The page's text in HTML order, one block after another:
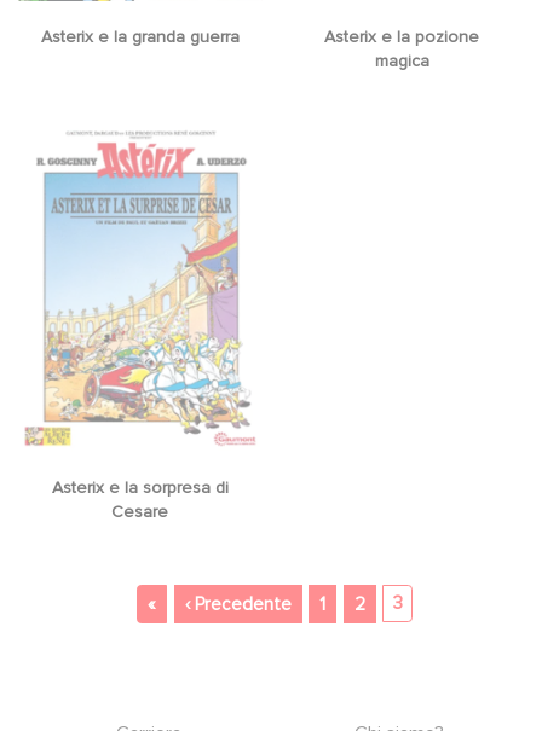
Asterix e la granda guerra
Asterix e la pozione
magica
Asterix e la sorpresa di
Cesare
«Prima pagina
‹ PrecedentePagina precedente
1 2 3